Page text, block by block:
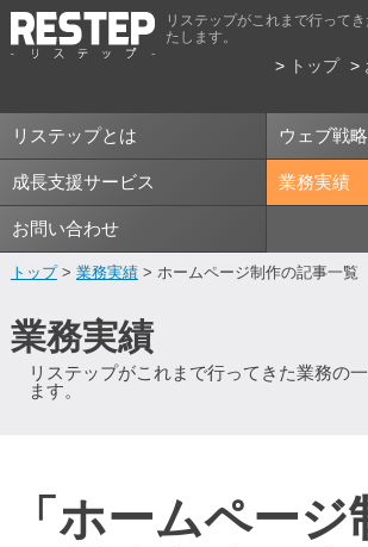
リステップがこれまで行って
たします。
トップ
リステップとは ウェブ戦
成長支援サービス 業務実績
お問い合わせ
トップ> 業務実績> ホームページ制作の記事一覧
業務実績
リステップがこれまで行ってきた業務の
ます。
「ホームページ